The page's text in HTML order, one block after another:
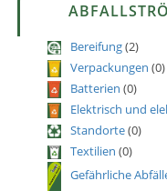
Bereifung(2)
Verpackungen (0)
Batterien (0)
Elektrisch und
Standorte(0)
Textilien (0)
Gefährliche